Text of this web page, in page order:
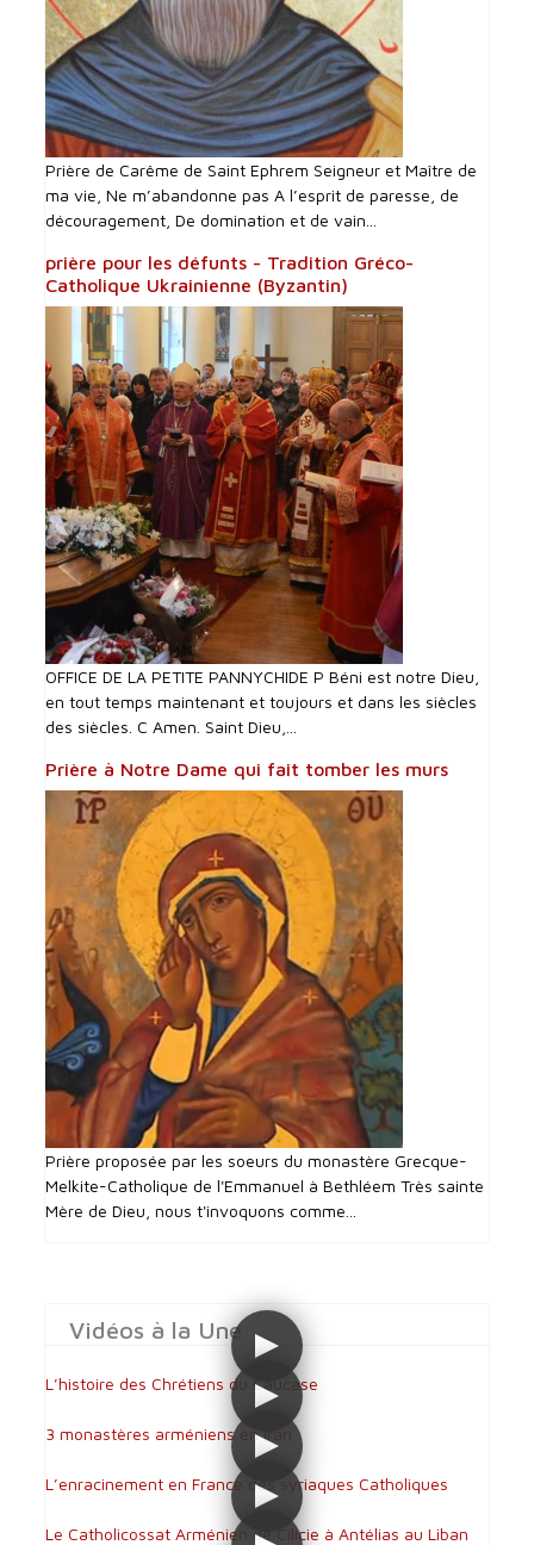
Prière de Carême de Saint Ephrem Seigneur et Maître de
ma vie, Ne m’abandonne pas A l’esprit de paresse, de
découragement, De domination et de vain...
prière pour les défunts - Tradition Gréco-
Catholique Ukrainienne (Byzantin)
OFFICE DE LA PETITE PANNYCHIDE P Béni est notre Dieu,
en tout temps maintenant et toujours et dans les siècles
des siècles. C Amen. Saint Dieu,...
Prière à Notre Dame qui fait tomber les murs
Prière proposée par les soeurs du monastère Grecque-
Melkite-Catholique de l'Emmanuel à Bethléem Très sainte
Mère de Dieu, nous t'invoquons comme...
Vidéos à la Une
L’histoire des Chrétiens du Caucase
3 monastères arméniens en Iran
L’enracinement en France des syriaques Catholiques
Le Catholicossat Arménien de Cilicie à Antélias au Liban